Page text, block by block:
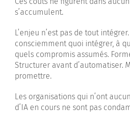
s’accumulent.
L’enjeu n’est pas de tout
consciemment quoi intégrer, à
quels compromis assumés.
Structurer avant d’automatiser.
promettre.
Les organisations qui n’ont
d’IA en cours ne sont pas